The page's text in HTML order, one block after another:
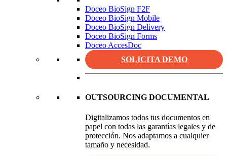
Doceo BioSign F2F
Doceo BioSign Mobile
Doceo BioSign Delivery
Doceo BioSign Forms
Doceo AccesDoc
SOLICITA DEMO
OUTSOURCING DOCUMENTAL
Digitalizamos todos tus documentos en
papel con todas las garantías legales y de
protección. Nos adaptamos a cualquier
tamaño y necesidad.